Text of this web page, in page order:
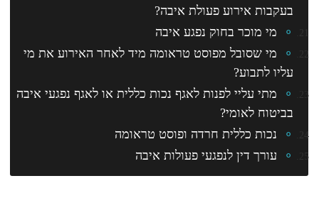
בעקבות אירוע פעולת איבה?
מי מוכר בחוק נפגע איבה
מי שסובל מפוסט טראומה מיד לאחר האירוע את מי
עליו לתבוע?
מתי עליי לפנות לאגף נכות כללית או לאגף נפגעי איבה
בביטוח לאומי?
נכות כללית חרדה ופוסט טראומה
עורך דין לנפגעי פעולות איבה